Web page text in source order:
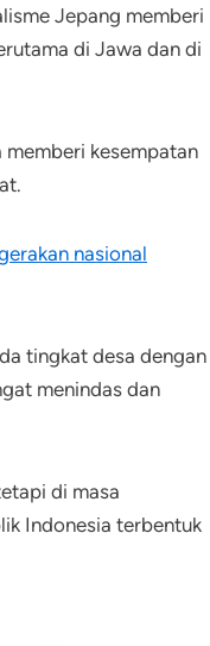
Jepang memberi
di Jawa dan di
kesempatan
nasional
tingkat desa dengan
menindas dan
di masa
Indonesia terbentuk